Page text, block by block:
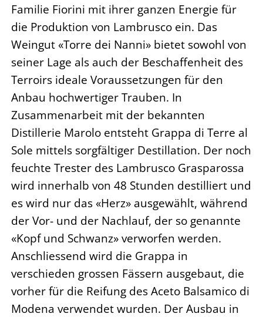
Familie Fiorini mit ihrer ganzen Energie für
die Produktion von Lambrusco ein. Das
Weingut «Torre dei Nanni» bietet sowohl von
seiner Lage als auch der Beschaffenheit des
Terroirs ideale Voraussetzungen für den
Anbau hochwertiger Trauben. In
Zusammenarbeit mit der bekannten
Distillerie Marolo entsteht Grappa di Terre al
Sole mittels sorgfältiger Destillation. Der noch
feuchte Trester des Lambrusco Grasparossa
wird innerhalb von 48 Stunden destilliert und
es wird nur das «Herz» ausgewählt, während
der Vor- und der Nachlauf, der so genannte
«Kopf und Schwanz» verworfen werden.
Anschliessend wird die Grappa in
verschieden grossen Fässern ausgebaut, die
vorher für die Reifung des Aceto Balsamico di
Modena verwendet wurden. Der Ausbau in